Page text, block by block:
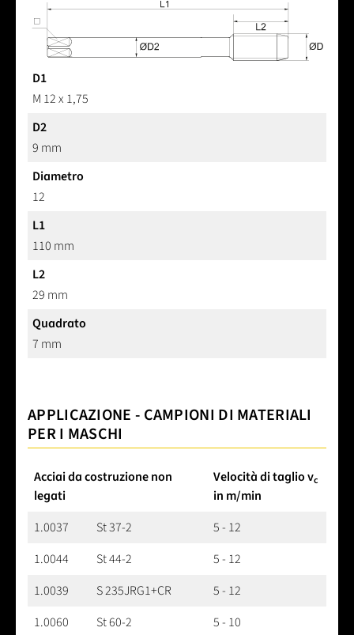
D1
M 12 x 1,75
D2
9 mm
Diametro
12
L1
110 mm
L2
29 mm
Quadrato
7 mm
APPLICAZIONE - CAMPIONI DI MATERIALI
PER I MASCHI
Acciai da costruzione non
legati
Velocità di taglio vc
in m/min
1.0037
St 37-2
5 - 12
1.0044
St 44-2
5 - 12
1.0039
S 235JRG1+CR
5 - 12
1.0060
St 60-2 5 - 10